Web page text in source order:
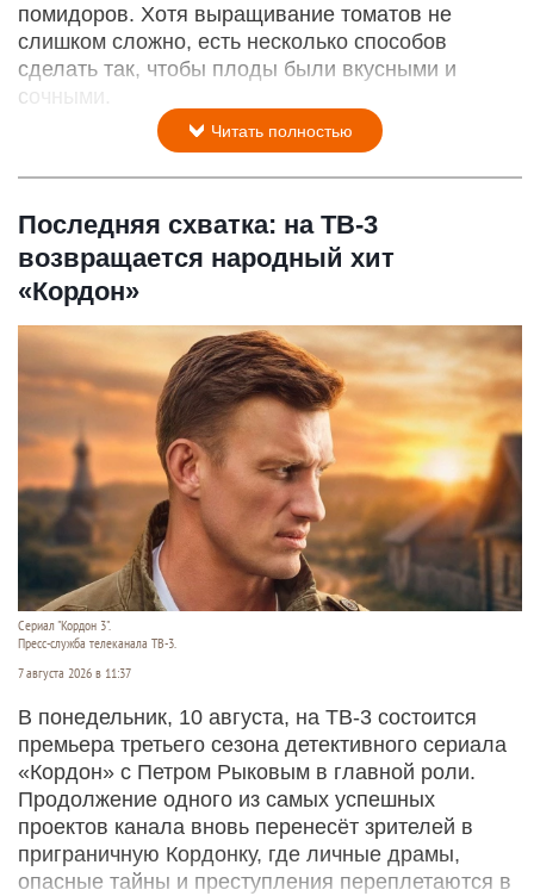
помидоров. Хотя выращивание томатов не
слишком сложно, есть несколько способов
сделать так, чтобы плоды были вкусными и
сочными.
Читать полностью
Последняя схватка: на ТВ-3
возвращается народный хит
«Кордон»
Сериал "Кордон 3".
Пресс-служба телеканала ТВ-3.
7 августа 2026 в 11:37
В понедельник, 10 августа, на ТВ-3 состоится
премьера третьего сезона детективного сериала
«Кордон» с Петром Рыковым в главной роли.
Продолжение одного из самых успешных
проектов канала вновь перенесёт зрителей в
приграничную Кордонку, где личные драмы,
опасные тайны и преступления переплетаются в